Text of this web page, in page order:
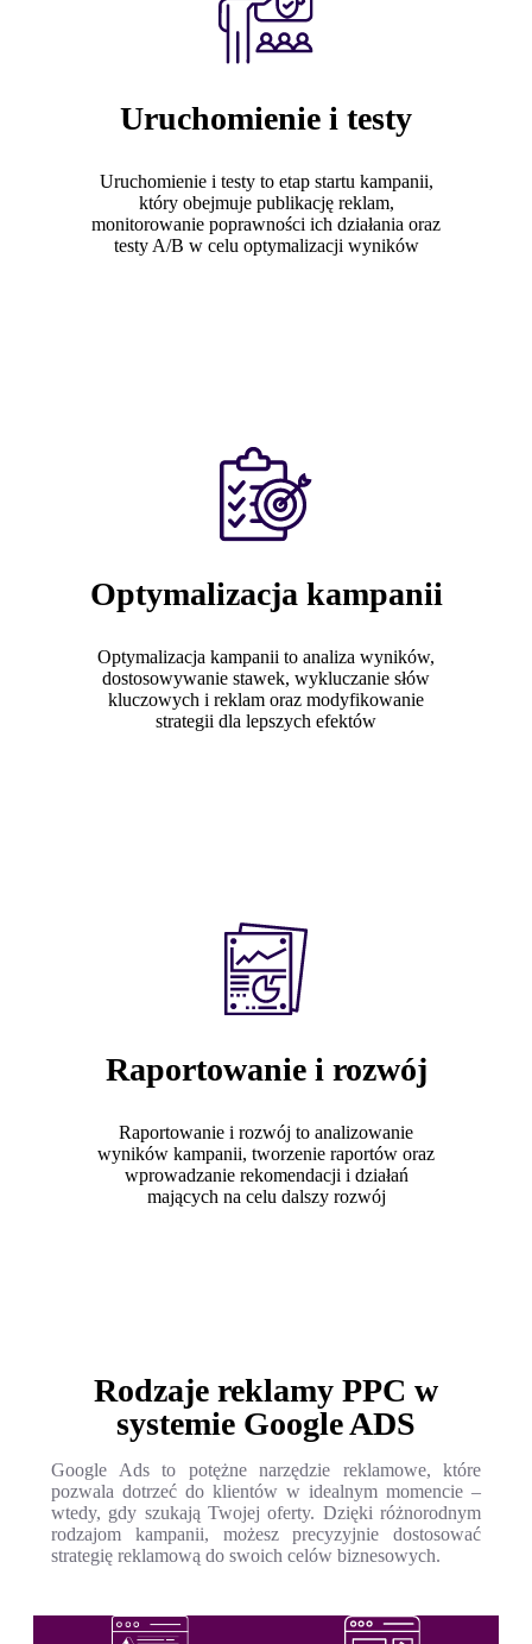
O mnie
Realizacje
Case Study
Baza wiedzy
Kontakt
Uruchomienie i testy
Uruchomienie i testy to etap startu kampanii,
który obejmuje publikację reklam,
monitorowanie poprawności ich działania oraz
testy A/B w celu optymalizacji wyników
Optymalizacja kampanii
Optymalizacja kampanii to analiza wyników,
dostosowywanie stawek, wykluczanie słów
kluczowych i reklam oraz modyfikowanie
strategii dla lepszych efektów
Raportowanie i rozwój
Raportowanie i rozwój to analizowanie
wyników kampanii, tworzenie raportów oraz
wprowadzanie rekomendacji i działań
mających na celu dalszy rozwój
Rodzaje reklamy PPC w
systemie Google ADS
Google Ads to potężne narzędzie reklamowe, które
pozwala dotrzeć do klientów w idealnym momencie –
wtedy, gdy szukają Twojej oferty. Dzięki różnorodnym
rodzajom kampanii, możesz precyzyjnie dostosować
strategię reklamową do swoich celów biznesowych.